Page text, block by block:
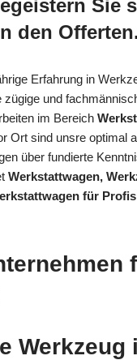
Sie
den Offerten.
Erfahrung in
zügige und
im Bereich
Ort sind unsre optimal
über fundierte
Werkstattwagen,
für
Werkzeug